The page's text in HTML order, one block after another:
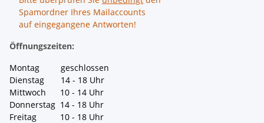
Spamordner Ihres Mailaccounts
auf eingegangene Antworten!
Öffnungszeiten:
Montag geschlossen
Dienstag 14 - 18 Uhr
Mittwoch 10 - 14 Uhr
Donnerstag 14 - 18 Uhr
Freitag 10 - 18 Uhr